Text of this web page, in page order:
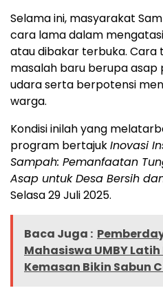
Selama ini, masyarakat
cara lama dalam
atau dibakar terbuka.
masalah baru berupa
udara serta berpotensi
warga.
Kondisi inilah yang
program bertajukInovasi
Sampah: Pemanfaatan
Asap untuk Desa Bersih
Selasa 29 Juli 2025.
Baca Juga :
Mahasiswa UMBY Latih
Kemasan Bikin Sabun